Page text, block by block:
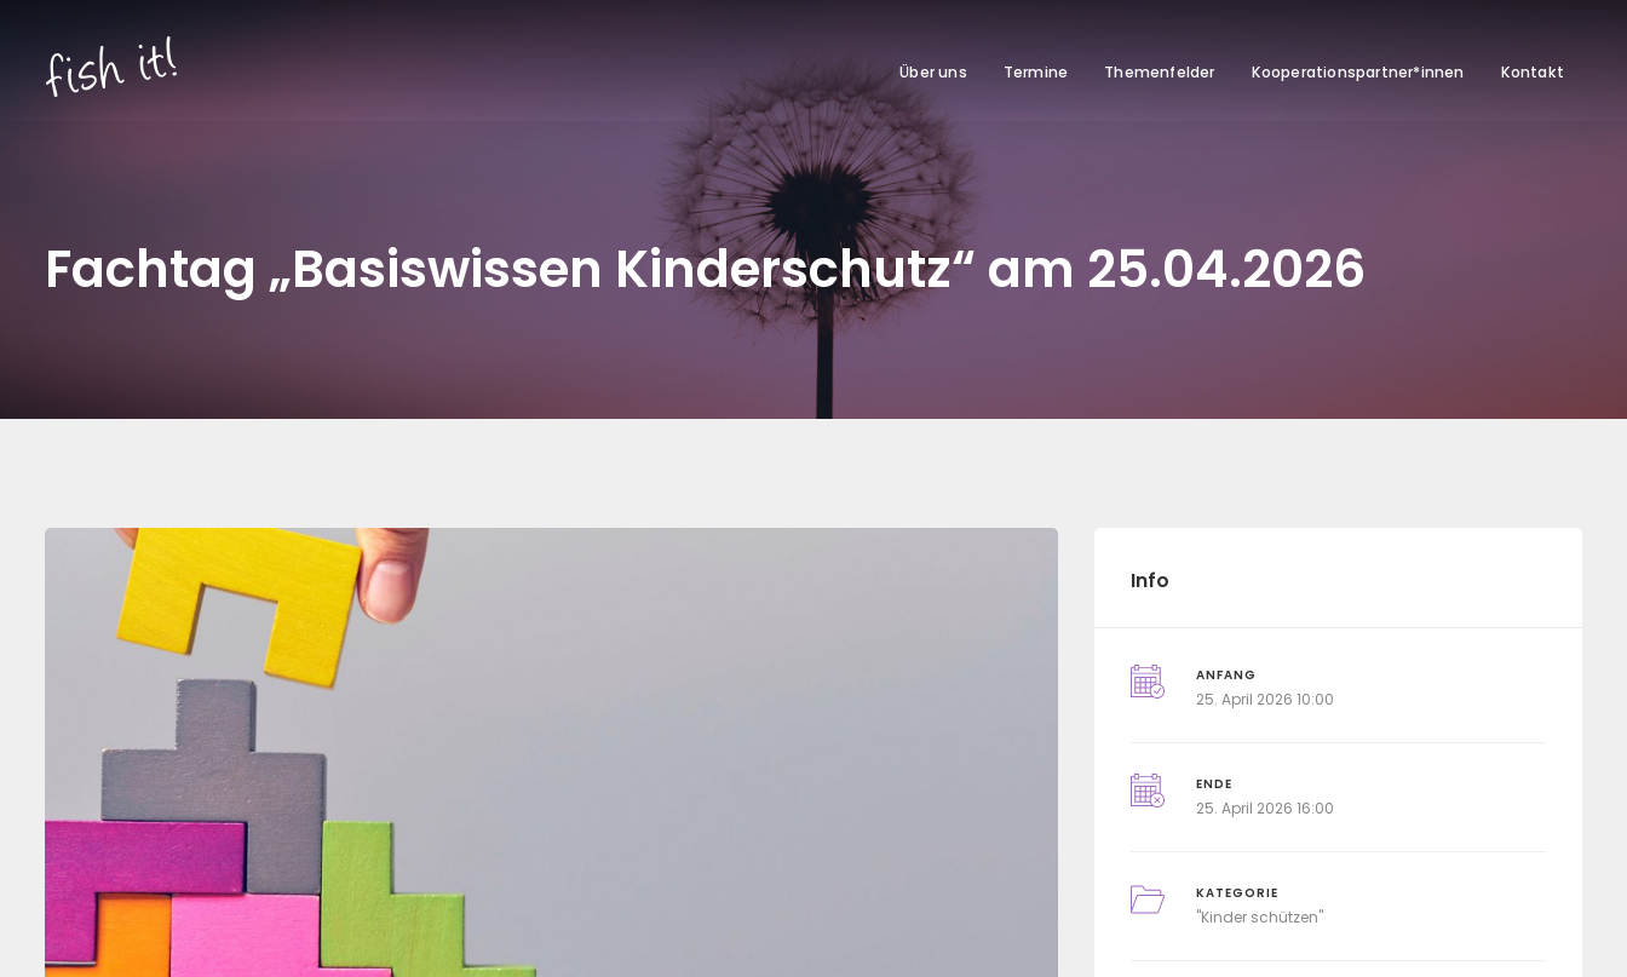
Über uns Termine Themenfelder Kooperationspartner*innen Kontakt
Fachtag „Basiswissen Kinderschutz“ am 25.04.2026
Info
ANFANG
25. April 2026 10:00
ENDE
25. April 2026 16:00
KATEGORIE
"Kinder schützen"